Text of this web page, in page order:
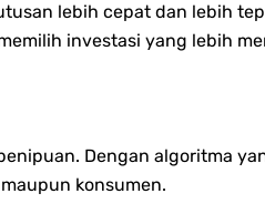
lebih cepat dan lebih
investasi yang lebih
Dengan algoritma
konsumen.